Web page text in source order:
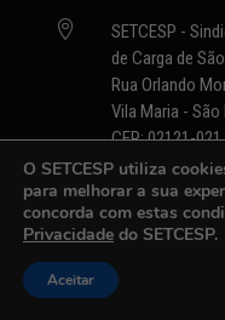

SETCESP -
de Carga de
Rua Orlando
Vila Maria - São
CEP: 02121-021

 +55 (11) 2632
O SETCESP utiliza
para melhorar a sua
concorda com estas
Privacidade do SETCESP.
Aceitar